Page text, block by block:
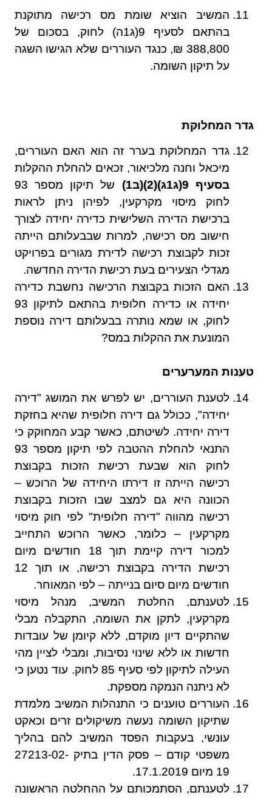
המשיב הוציא שומת מס רכישה מתוקנת
בהתאם לסעיף 9(ג1ה) לחוק, בסכום של
388,800 ₪, כנגד העוררים שלא הגישו השגה
על תיקון השומה.
גדר המחלוקת
גדר המחלוקת בערר זה הוא האם העוררים,
מיכאל וחנה מלכיאור, זכאים להחלת ההקלות
בסעיף 9(ג1ג)(2)(ב1)
של תיקון מספר 93
לחוק מיסוי מקרקעין, לפיהן ניתן לראות
ברכישת הדירה השלישית כדירה יחידה לצורך
חישוב מס רכישה, למרות שבבעלותם הייתה
זכות לקבוצת רכישה לדירת מגורים בפרויקט
מגדלי הצעירים בעת רכישת הדירה החדשה.
האם הזכות בקבוצת הרכישה נחשבת כדירה
יחידה או כדירה חלופית בהתאם לתיקון 93
לחוק, או שמא נותרה בבעלותם דירה נוספת
המונעת את ההקלות במס?
טענות המערערים
לטענת העוררים, יש לפרש את המושג "דירה
יחידה", ככולל גם דירה חלופית שהיא בחזקת
דירה יחידה. לשיטתם, כאשר קבע המחוקק כי
התנאי להחלת ההטבה לפי תיקון מספר 93
לחוק הוא שבעת רכישת הזכות בקבוצת
רכישה הייתה זו דירתו היחידה של הרוכש –
הכוונה היא גם למצב שבו הזכות בקבוצת
רכישה מהווה "דירה חלופית" לפי חוק מיסוי
מקרקעין – כלומר, כאשר הרוכש התחייב
למכור דירה קיימת תוך 18 חודשים מיום
רכישת הדירה בקבוצת רכישה, או תוך 12
חודשים מיום סיום בנייתה – לפי המאוחר.
לטענתם, החלטת המשיב, מנהל מיסוי
מקרקעין, לתקן את השומה, התקבלה מבלי
שהתקיים דיון מוקדם, ללא קיומן של עובדות
חדשות או ללא שינוי נסיבות, ומבלי לציין מהי
העילה לתיקון לפי סעיף 85 לחוק. עוד נטען כי
לא ניתנה הנמקה מספקת.
העוררים טוענים כי התנהלות המשיב מלמדת
שתיקון השומה נעשה משיקולים זרים וכאקט
עונשי, בעקבות הפסד המשיב להם בהליך
משפטי קודם – פסק הדין בתיק 27213-02-
19 מיום 17.1.2019.
לטענתם, הסתמכותם על ההחלטה הראשונה